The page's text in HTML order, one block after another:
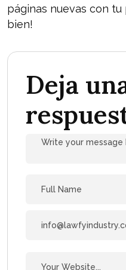
páginas nuevas con tu
bien!
Deja